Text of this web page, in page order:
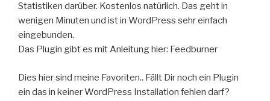
Statistiken darüber. Kostenlos natürlich. Das geht in
wenigen Minuten und ist in WordPress sehr einfach
eingebunden.
Das Plugin gibt es mit Anleitung hier: Feedburner
Dies hier sind meine Favoriten.. Fällt Dir noch ein Plugin
ein das in keiner WordPress Installation fehlen darf?